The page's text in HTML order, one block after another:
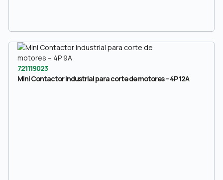
721119023
Mini Contactor industrial para corte de motores – 4P 12A